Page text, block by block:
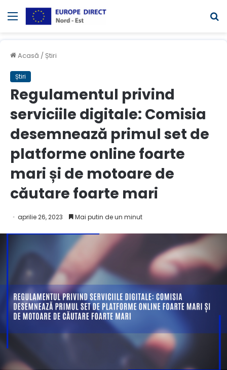
Meniul
Acasă / Știri
Știri
Regulamentul privind
serviciile digitale: Comisia
desemnează primul set de
platforme online foarte
mari și de motoare de
căutare foarte mari
aprilie 26, 2023 Mai putin de un minut